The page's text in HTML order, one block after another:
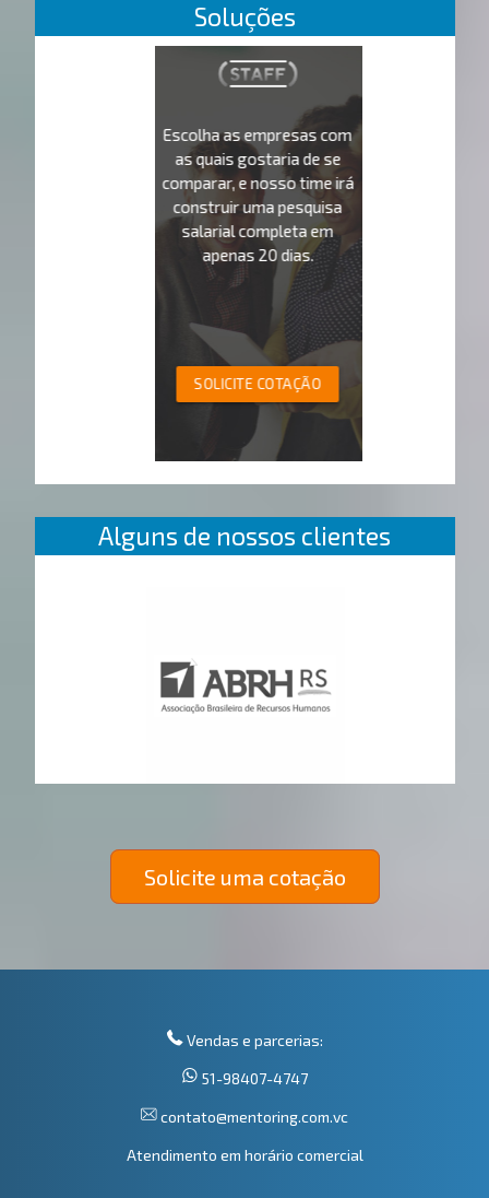
Soluções
Escolha as empresas com
as quais gostaria de se
comparar, e nosso time irá
construir uma pesquisa
salarial completa em
apenas 20 dias.
SOLICITE COTAÇÃO
Alguns de nossos clientes
Solicite uma cotação
Vendas e parcerias:
51-98407-4747
contato@mentoring.com.vc
Atendimento em horário comercial